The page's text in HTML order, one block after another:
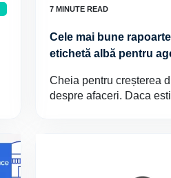
Cele mai bune
etichetă albă pentru
Cheia pentru creșterea
despre afaceri. Daca